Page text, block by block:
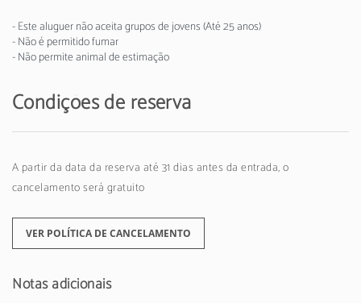
- Este aluguer não aceita grupos de jovens (Até 25 anos)
- Não é permitido fumar
- Não permite animal de estimação
Condições de reserva
A partir da data da reserva até 31 dias antes da entrada, o
cancelamento será gratuito
VER POLÍTICA DE CANCELAMENTO
Notas adicionais